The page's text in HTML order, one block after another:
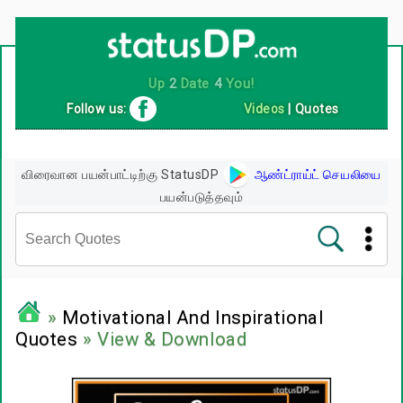
Up 2Date 4You!
Follow us: Videos Quotes
விரைவான பயன்பாட்டிற்கு StatusDP
ஆண்ட்ராய்ட் செயலியை
பயன்படுத்தவும்
பிரபலங்களின் பொன்மொழிகள்
பழமொழிகள்
» Motivational And Inspirational
Quotes » View & Download